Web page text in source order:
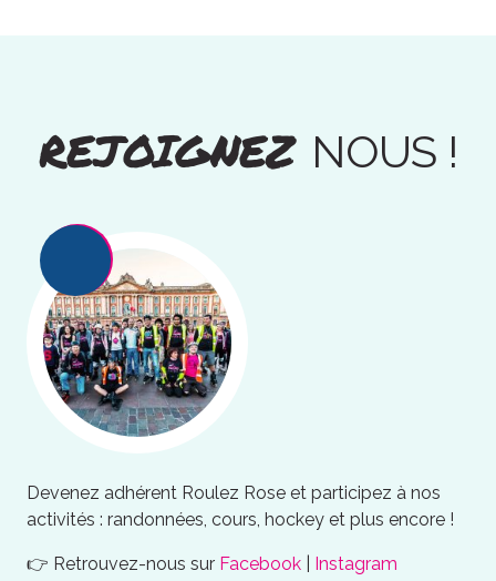
REJOIGNEZ NOUS !
Devenez adhérent Roulez Rose et participez à nos
activités : randonnées, cours, hockey et plus encore !
👉 Retrouvez-nous sur Facebook
Instagram